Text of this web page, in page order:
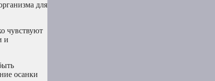
для
чувствуют
и
осанки